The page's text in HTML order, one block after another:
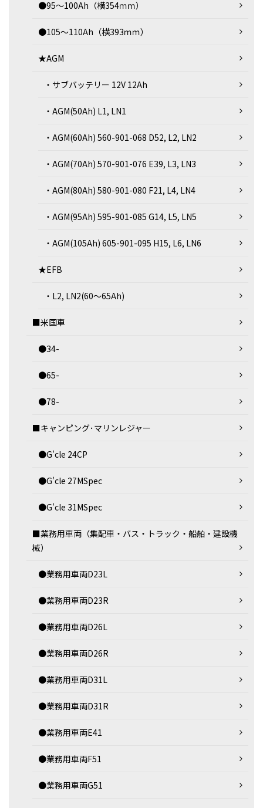
●95～100Ah（横354ｍｍ）
●105～110Ah（横393ｍｍ）
★AGM
・サブバッテリー 12V 12Ah
・AGM(50Ah) L1, LN1
・AGM(60Ah) 560-901-068 D52, L2, LN2
・AGM(70Ah) 570-901-076 E39, L3, LN3
・AGM(80Ah) 580-901-080 F21, L4, LN4
・AGM(95Ah) 595-901-085 G14, L5, LN5
・AGM(105Ah) 605-901-095 H15, L6, LN6
★EFB
・L2, LN2(60～65Ah)
■米国車
●34-
●65-
●78-
■キャンピング･マリンレジャー
●G'cle 24CP
●G'cle 27MSpec
●G'cle 31MSpec
■業務用車両（集配車・バス・トラック・船舶・建設機
械）
●業務用車両D23L
●業務用車両D23R
●業務用車両D26L
●業務用車両D26R
●業務用車両D31L
●業務用車両D31R
●業務用車両E41
●業務用車両F51
●業務用車両G51